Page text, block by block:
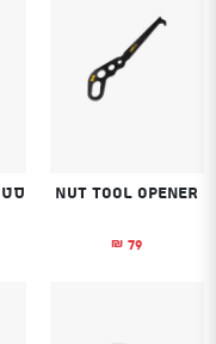
Nut Tool opener
₪ 79